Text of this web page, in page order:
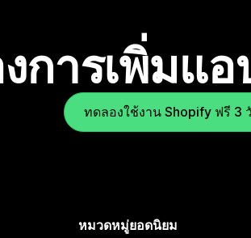
การเพิ่มแ
ทดลองใช้งาน Shopify ฟรี 3
หมวดหมู่ยอดนิยม